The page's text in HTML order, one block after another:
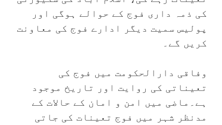
کی ذمہ داری فوج کے حوالے ہوگی اور
پولیس سمیت دیگر ادارے فوج کی معاونت
کریں گے۔
وفاقی دارالحکومت میں فوج کی
تعیناتی کی روایت اور تاریخ موجود
ہے۔ماضی میں امن و امان کے حالات کے
مدنظر شہر میں فوج تعینات کی جاتی